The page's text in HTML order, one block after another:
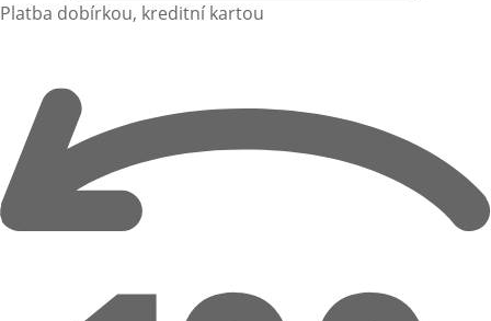
Platba dobírkou, kreditní kartou